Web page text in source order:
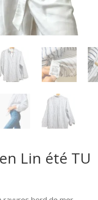
Lin été TU